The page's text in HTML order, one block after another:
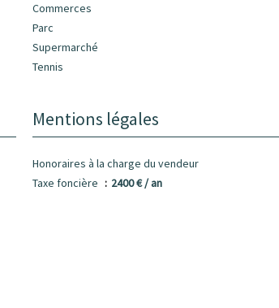
Commerces
Parc
Supermarché
Tennis
Mentions légales
Honoraires à la charge du vendeur
Taxe foncière
2400 € / an